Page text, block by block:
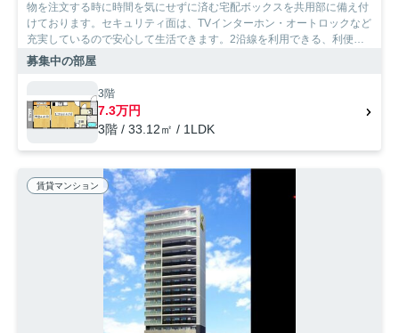
物を注文する時に時間を気にせずに済む宅配ボックスを共用部に備え付
けております。セキュリティ面は、TVインターホン・オートロックなど
充実しているので安心して生活できます。2沿線を利用できる、利便性
の高い物件です。この物件はバルコニー付きでおすすめです。
す。こだわりたい条件や希望がございましたら、お気軽に当社へお問い
合わせ下さい。
募集中の部屋
3階
7.3万円
3階 / 33.12㎡ / 1LDK
賃貸マンション